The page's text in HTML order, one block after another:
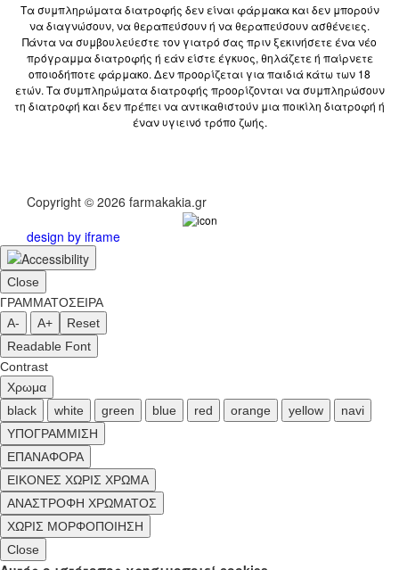
Τα συμπληρώματα διατροφής δεν είναι φάρμακα και δεν μπορούν
να διαγνώσουν, να θεραπεύσουν ή να θεραπεύσουν ασθένειες.
Πάντα να συμβουλεύεστε τον γιατρό σας πριν ξεκινήσετε ένα νέο
πρόγραμμα διατροφής ή εάν είστε έγκυος, θηλάζετε ή παίρνετε
οποιοδήποτε φάρμακο. Δεν προορίζεται για παιδιά κάτω των 18
ετών. Τα συμπληρώματα διατροφής προορίζονται να συμπληρώσουν
τη διατροφή και δεν πρέπει να αντικαθιστούν μια ποικίλη διατροφή ή
έναν υγιεινό τρόπο ζωής.
Copyright © 2026 farmakakia.gr
design by iframe
Close
ΓΡΑΜΜΑΤΟΣΕΙΡΑ
A-
A+
Reset
Readable Font
Contrast
Χρωμα
black
white green blue red orange yellow
navi
ΥΠΟΓΡΑΜΜΙΣΗ
ΕΠΑΝΑΦΟΡΑ
ΕΙΚΟΝΕΣ ΧΩΡΙΣ ΧΡΩΜΑ
ΑΝΑΣΤΡΟΦΗ ΧΡΩΜΑΤΟΣ
ΧΩΡΙΣ ΜΟΡΦΟΠΟΙΗΣΗ
Close